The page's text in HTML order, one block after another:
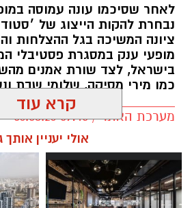
לאחר שסיכמו עונה עמוסה
נבחרת להקות הייצוג של
ציונה המשיכה בגל ההצלחות
מופעי ענק במסגרת פסטיבלי
בישראל, לצד שורת אמנים
כמו מירי מסיקה, שלומי שבת
מערכת האתר / 09:45 06.08.26
קרא עוד
אולי יעניין אותך